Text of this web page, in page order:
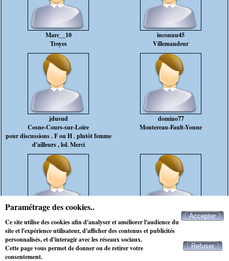
Paramétrage des cookies..
Ce site utilise des cookies afin d'analyser et améliorer l'audience du
site et l'expérience utilisateur, d'afficher des contenus et publicités
personnalisés, et d'interagir avec les réseaux sociaux.
Cette page vous permet de donner ou de retirer votre
consentement.
Accepter
Refuser
Marc__10
Troyes
inconnu45
Villemandeur
jdusud
Cosne-Cours-sur-Loire
pour discussions . F ou H . plutôt femme
d'ailleurs , lol. Merci
domino77
Montereau-Fault-Yonne
dragon62
Saint-Florentin
Olivier1970
Bray-sur-Seine
Contacter Maxichat